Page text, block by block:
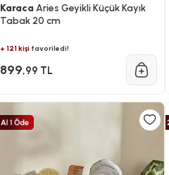
Karaca Aries Geyikli Küçük Kayık
Tabak 20 cm
+ 121 kişifavoriledi!
899,99 TL